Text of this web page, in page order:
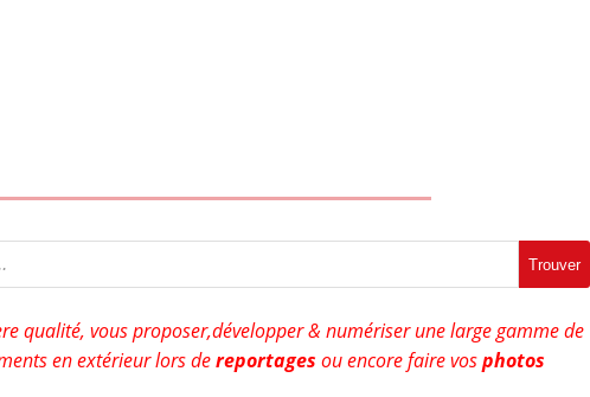
Trouver
qualité, vous proposer,développer & numériser une large gamme de
en extérieur lors dereportages ou encore faire vosphotos